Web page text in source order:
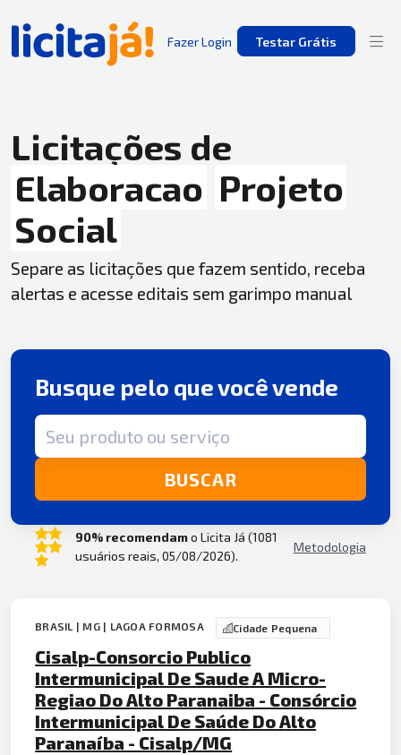
Fazer Login Testar Grátis
Licitações de
Elaboracao Projeto
Social
Separe as licitações que fazem sentido, receba
alertas e acesse editais sem garimpo manual
Busque pelo que você vende
Termo de busca
BUSCAR
90% recomendamo Licita Já (1081
usuários reais, 05/08/2026).
Metodologia
BRASIL | MG | LAGOA FORMOSA Cidade Pequena
Cisalp-Consorcio Publico
Intermunicipal De Saude A Micro-
Regiao Do Alto Paranaiba - Consórcio
Intermunicipal De Saúde Do Alto
Paranaíba - Cisalp/MG